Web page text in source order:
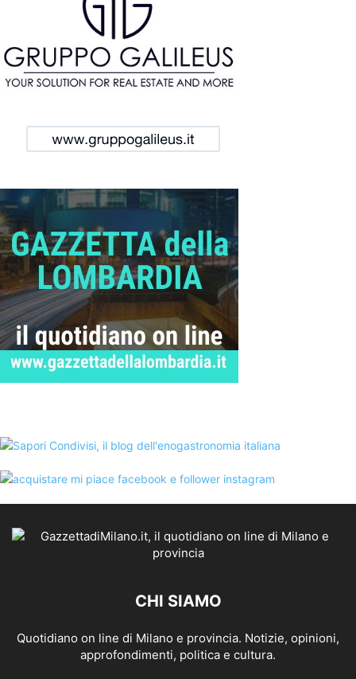
CHI SIAMO
Quotidiano on line di Milano e provincia. Notizie, opinioni,
approfondimenti, politica e cultura.